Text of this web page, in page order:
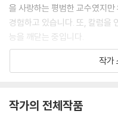
을 사랑하는 평범한 교수였지
경험하고 있습니다. 또, 칼럼을
능을 깨닫는 중입니다.
작가
작가의 전체작품